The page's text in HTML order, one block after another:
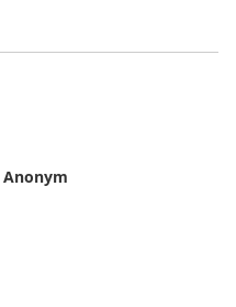
Anonym